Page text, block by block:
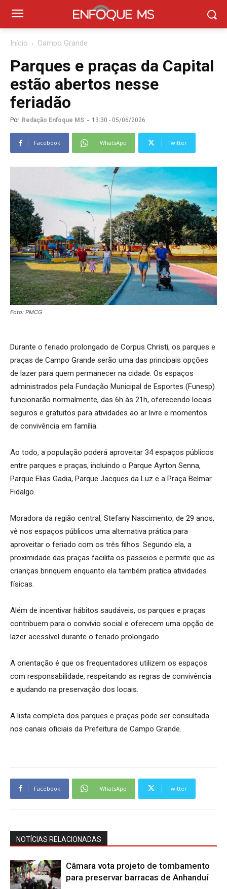
Início Campo Grande
Parques e praças da Capital
estão abertos nesse
feriadão
Por Redação Enfoque MS - 13:30 - 05/06/2026
Facebook WhatsApp Twitter
Foto: PMCG
Durante o feriado prolongado de Corpus Christi, os parques e
praças de Campo Grande serão uma das principais opções
de lazer para quem permanecer na cidade. Os espaços
administrados pela Fundação Municipal de Esportes (Funesp)
funcionarão normalmente, das 6h às 21h, oferecendo locais
seguros e gratuitos para atividades ao ar livre e momentos
de convivência em família.
Ao todo, a população poderá aproveitar 34 espaços públicos
entre parques e praças, incluindo o Parque Ayrton Senna,
Parque Elias Gadia, Parque Jacques da Luz e a Praça Belmar
Fidalgo.
Moradora da região central, Stefany Nascimento, de 29 anos,
vê nos espaços públicos uma alternativa prática para
aproveitar o feriado com os três filhos. Segundo ela, a
proximidade das praças facilita os passeios e permite que as
crianças brinquem enquanto ela também pratica atividades
físicas.
Além de incentivar hábitos saudáveis, os parques e praças
contribuem para o convívio social e oferecem uma opção de
lazer acessível durante o feriado prolongado.
A orientação é que os frequentadores utilizem os espaços
com responsabilidade, respeitando as regras de convivência
e ajudando na preservação dos locais.
A lista completa dos parques e praças pode ser consultada
nos canais oficiais da Prefeitura de Campo Grande.
Facebook WhatsApp Twitter
NOTÍCIAS RELACIONADAS
Câmara vota projeto de tombamento
para preservar barracas de Anhanduí